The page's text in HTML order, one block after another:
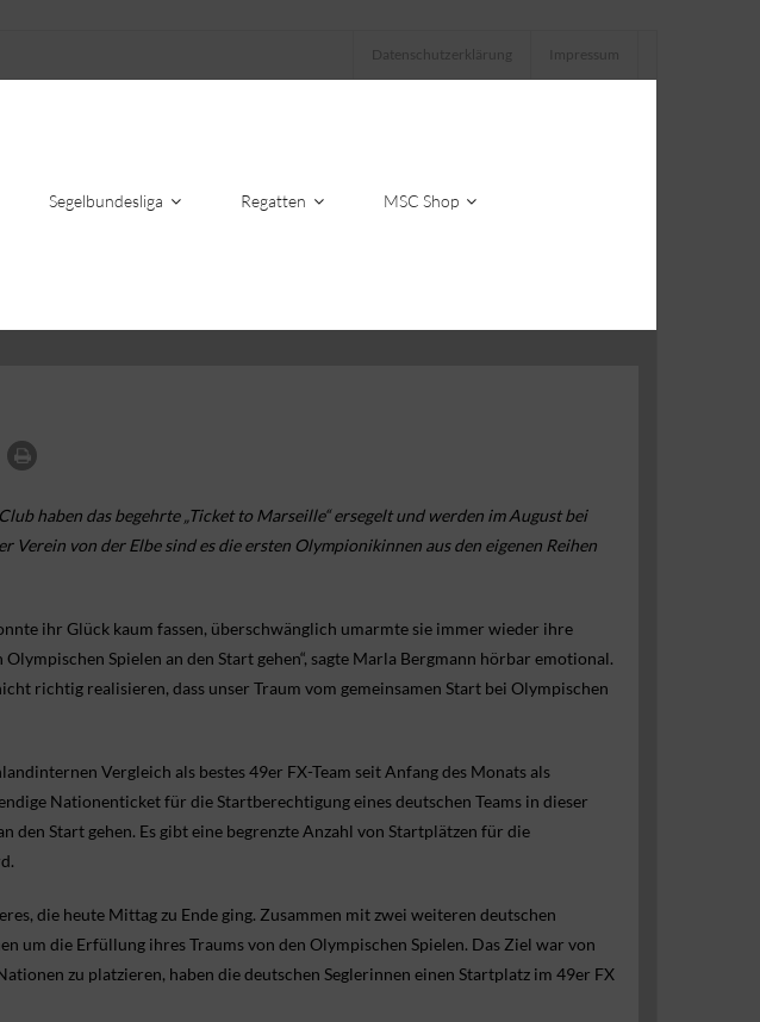
Datenschutzerklärung Impressum
Segelbundesliga Regatten MSC Shop
haben das begehrte „Ticket to Marseille“ ersegelt und werden im August bei
von der Elbe sind es die ersten Olympionikinnen aus den eigenen Reihen
ihr Glück kaum fassen, überschwänglich umarmte sie immer wieder ihre
Spielen an den Start gehen“, sagte Marla Bergmann hörbar emotional.
richtig realisieren, dass unser Traum vom gemeinsamen Start bei Olympischen
Vergleich als bestes 49er FX-Team seit Anfang des Monats als
Nationenticket für die Startberechtigung eines deutschen Teams in dieser
den Start gehen. Es gibt eine begrenzte Anzahl von Startplätzen für die
die heute Mittag zu Ende ging. Zusammen mit zwei weiteren deutschen
um die Erfüllung ihres Traums von den Olympischen Spielen. Das Ziel war von
zu platzieren, haben die deutschen Seglerinnen einen Startplatz im 49er FX